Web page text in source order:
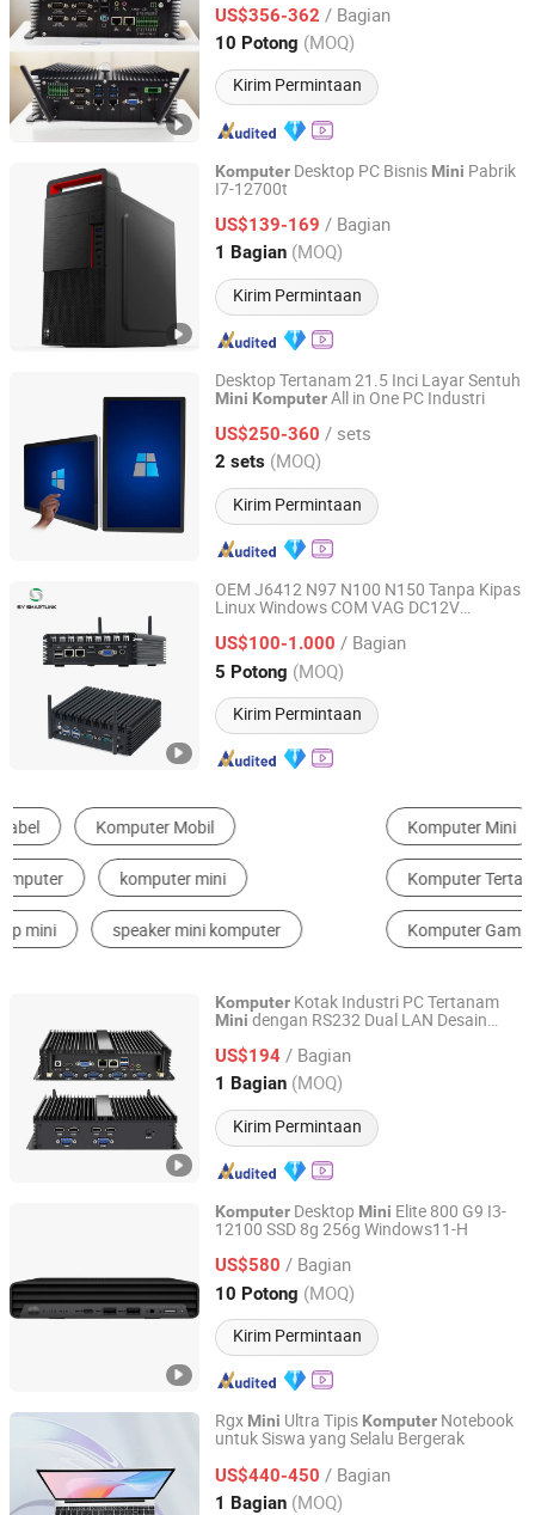
US$356-362 / Bagian
10 Potong (MOQ)
Kirim Permintaan
Guangdong, China Harga mulai 2013
Komputer Desktop PC Bisnis Mini Pabrik
I7-12700t
US$139-169 / Bagian
1 Bagian (MOQ)
Kirim Permintaan
Guangdong Maifan Technology Co., Ltd.
Guangdong, China Harga mulai 2022
Desktop Tertanam 21.5 Inci Layar Sentuh
Mini KomputerAll in One PC Industri
US$250-360 / sets
2 sets (MOQ)
Kirim Permintaan
Guangzhou Touchwo Electronics Co., Ltd.
Guangdong, China Harga mulai 2020
OEM J6412 N97 N100 N150 Tanpa Kipas
Linux Windows COM VAG DC12V
US$100-1.000 / Bagian
5 Potong (MOQ)
Kirim Permintaan
Shenzhen Sy Smartlink Technology Co., Ltd.
Guangdong, China Harga mulai 2025
Komputer Mini Komputer Industri
Komputer Tertanam & SCM
Komputer Gaming Komputer Kantor
Komputer Kotak Industri PC Tertanam
Mini dengan RS232 Dual LAN Desain
US$194 / Bagian
1 Bagian (MOQ)
Kirim Permintaan
Shenzhen Kongxian Technology Co., Ltd.
Guangdong, China Harga mulai 2026
Komputer Desktop Mini Elite 800 G9 I3-
12100 SSD 8g 256g Windows11-H
US$580 / Bagian
10 Potong (MOQ)
Kirim Permintaan
Guangzhou Samqing Trading Co., Ltd
Guangdong, China Harga mulai 2022
Rgx Mini Ultra Tipis Komputer Notebook
untuk Siswa yang Selalu Bergerak
US$440-450 / Bagian
1 Bagian (MOQ)
Foshan Rui Guan Xing Electronic Co., Ltd.
Guangdong, China Harga mulai 2025